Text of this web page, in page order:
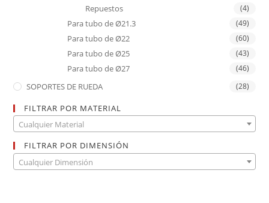
Repuestos (4)
Para tubo de Ø21.3 (49)
Para tubo de Ø22 (60)
Para tubo de Ø25 (43)
Para tubo de Ø27 (46)
SOPORTES DE RUEDA (28)
FILTRAR POR MATERIAL
Cualquier Material
FILTRAR POR DIMENSIÓN
Cualquier Dimensión